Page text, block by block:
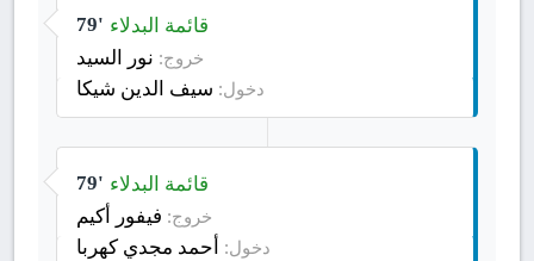
79' قائمة البدلاء
خروج: نور السيد
دخول: سيف الدين شيكا
79' قائمة البدلاء
خروج: فيفور أكيم
دخول: أحمد مجدي كهربا